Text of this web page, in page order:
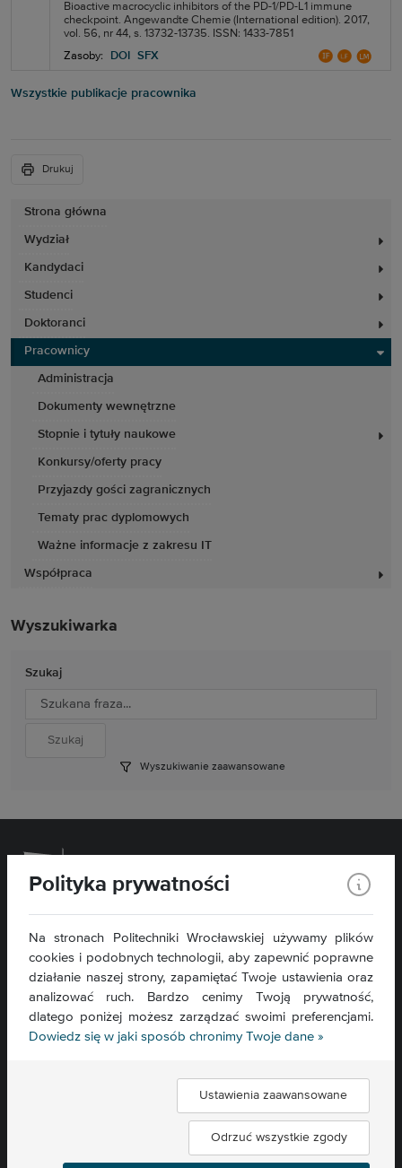
Strona główna
Wydział
Kandydaci
Studenci
Doktoranci
Pracownicy
Administracja
Dokumenty wewnętrzne
Stopnie i tytuły naukowe
Konkursy/oferty pracy
Przyjazdy gości zagranicznych
Tematy prac dyplomowych
Ważne informacje z zakresu IT
Współpraca
Wyszukiwarka
Szukaj
Wyszukiwanie zaawansowane
Bioactive macrocyclic inhibitors of the PD-1/PD-L1 immune
checkpoint. Angewandte Chemie (International edition). 2017,
vol. 56, nr 44, s. 13732-13735. ISSN: 1433-7851
Zasoby:
DOI SFX
Wszystkie publikacje pracownika
Drukuj
Wydział Chemiczny
ul. C. K. Norwida 4/6
50-373 Wrocław
Kontakt »
Mapa serwisu »
Deklaracja dostępności »
Polityka prywatności
Na stronach Politechniki Wrocławskiej używamy plików
cookies i podobnych technologii, aby zapewnić poprawne
działanie naszej strony, zapamiętać Twoje ustawienia oraz
analizować ruch. Bardzo cenimy Twoją prywatność,
dlatego poniżej możesz zarządzać swoimi preferencjami.
Dowiedz się w jaki sposób chronimy Twoje dane »
Ustawienia zaawansowane
Odrzuć wszystkie zgody